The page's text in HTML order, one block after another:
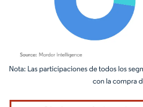
Imagen © Mordor Intelligence. El uso